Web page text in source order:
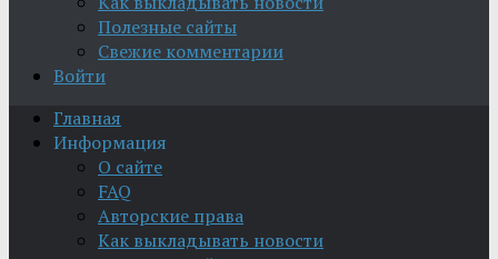
Полезные сайты
Свежие комментарии
Войти
Главная
Информация
О сайте
FAQ
Авторские права
Как выкладывать новости